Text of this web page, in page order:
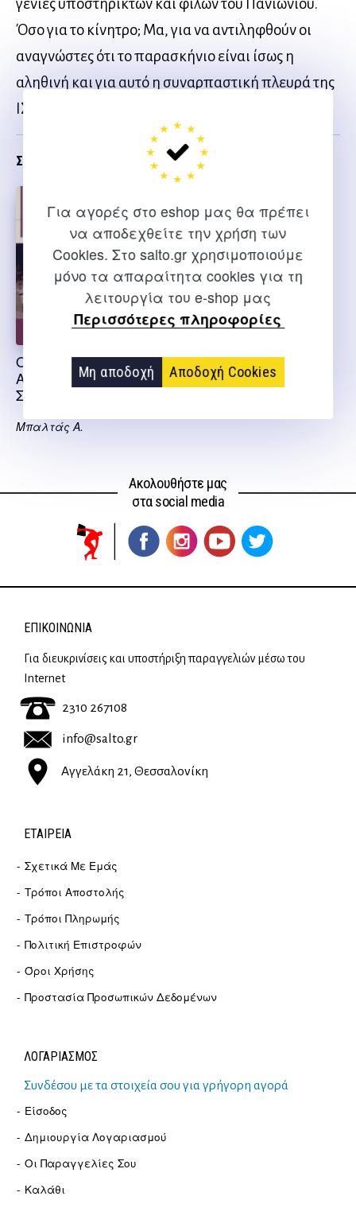
Για αγορές στο eshop μας θα πρέπει
να αποδεχθείτε την χρήση των
Cookies. Στο salto.gr χρησιμοποιούμε
μόνο τα απαραίτητα cookies για τη
λειτουργία του e-shop μας
Περισσότερες πληροφορίες
Μη αποδοχή Αποδοχή Cookies
Όσο για το κίνητρο; Μα, για να αντιληφθούν οι
αναγνώστες ότι το παρασκήνιο είναι ίσως η
αληθινή και για αυτό η συναρπαστική πλευρά της
ΙΣΤΟΡΙΑΣ.
Σχετικα
Ο ΕΛΛΗΝΙΚΟΣ
ΑΘΛΗΤΙΣΜΟΣ ΣΤΗ
ΣΜΥΡΝΗ 1890 – 1922
Μπαλτάς Α.
Ακολουθήστε μας
στα social media
ΕΠΙΚΟΙΝΩΝΊΑ
Για διευκρινίσεις και υποστήριξη παραγγελιών μέσω του
Internet
2310 267108
info@salto.gr
Αγγελάκη 21, Θεσσαλονίκη
ΕΤΑΙΡΕΊΑ
Σχετικά Με Εμάς
Τρόποι Αποστολής
Τρόποι Πληρωμής
Πολιτική Επιστροφών
Όροι Χρήσης
Προστασία Προσωπικών Δεδομένων
ΛΟΓΑΡΙΑΣΜΟΣ
Συνδέσου με τα στοιχεία σου για γρήγορη αγορά
Είσοδος
Δημιουργία Λογαριασμού
Οι Παραγγελίες Σου
Καλάθι